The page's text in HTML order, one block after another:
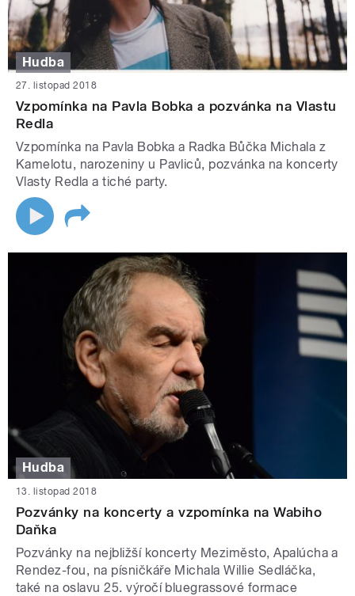
Hudba
27. listopad 2018
Vzpomínka na Pavla Bobka a pozvánka na Vlastu
Redla
Vzpomínka na Pavla Bobka a Radka Bůčka Michala z
Kamelotu, narozeniny u Pavliců, pozvánka na koncerty
Vlasty Redla a tiché party.
Hudba
13. listopad 2018
Pozvánky na koncerty a vzpomínka na Wabiho
Daňka
Pozvánky na nejbližší koncerty Meziměsto, Apalúcha a
Rendez-fou, na písničkáře Michala Willie Sedláčka,
také na oslavu 25. výročí bluegrassové formace